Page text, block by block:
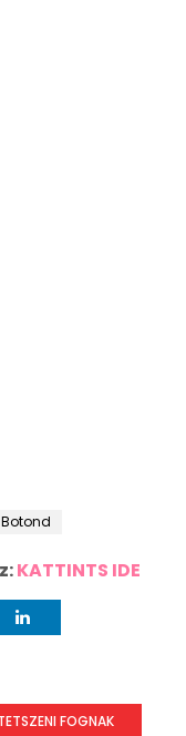
KATTINTS IDE
FOGNAK